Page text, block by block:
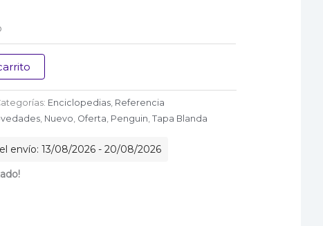
Enciclopedias, Referencia
, Nuevo, Oferta, Penguin, Tapa Blanda
envío: 13/08/2026 - 20/08/2026